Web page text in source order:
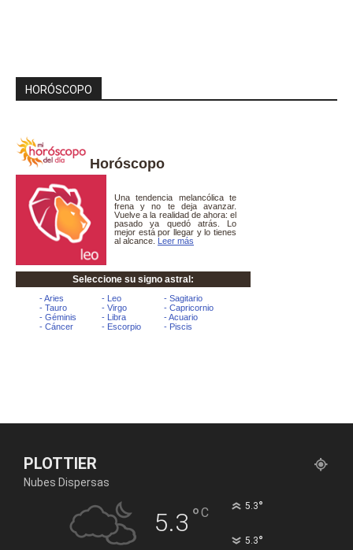
HORÓSCOPO
Horóscopo
PLOTTIER
Nubes Dispersas
5.3 °C 5.3°
5.3°